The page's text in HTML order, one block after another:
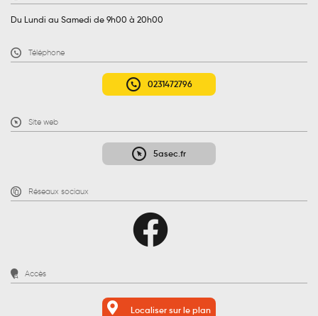
Du Lundi au Samedi de 9h00 à 20h00
Téléphone
0231472796
Site web
5asec.fr
Réseaux sociaux
Accès
Localiser sur le plan